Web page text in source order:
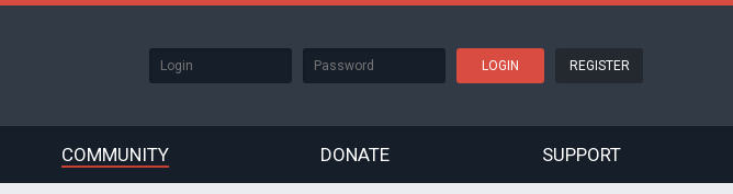
REGISTER
COMMUNITY DONATE SUPPORT